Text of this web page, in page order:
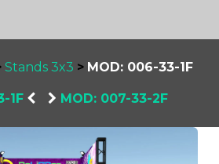
Stands 3x3 > MOD: 006-33-1F
1F ​ MOD: 007-33-2F